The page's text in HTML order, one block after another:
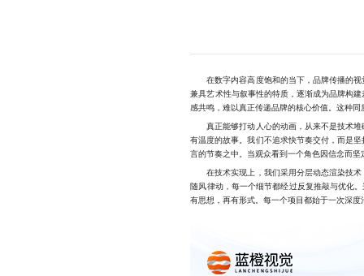
在数字内容高度饱和的当下，品牌传播的视
兼具艺术性与叙事性的特质，逐渐成为品牌构
感共鸣，难以真正传递品牌的核心价值。这种
真正能够打动人心的动画，从来不是技术堆
有温度的故事。我们不追求快节奏交付，而是
言的节奏之中。当观众看到一个角色因信念而
在技术实现上，我们采用分层动态渲染技术
随风律动，每一个细节都经过反复推敲与优化
有思想，再有形式。每一个项目都始于一次深